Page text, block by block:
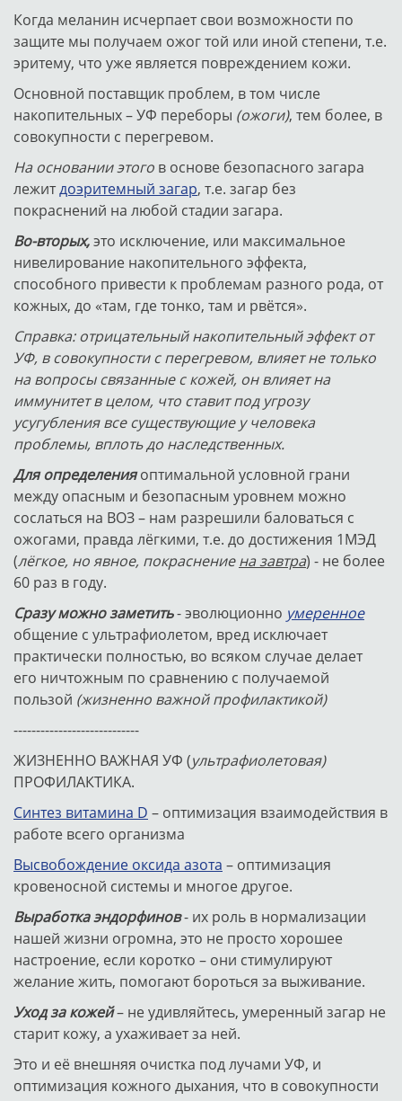
Когда меланин исчерпает свои возможности по
защите мы получаем ожог той или иной степени, т.е.
эритему, что уже является повреждением кожи.
Основной поставщик проблем, в том числе
накопительных – УФ переборы (ожоги), тем более, в
совокупности с перегревом.
На основании этого в основе безопасного загара
лежитдоэритемный загар, т.е. загар без
покраснений на любой стадии загара.
Во-вторых,это исключение, или максимальное
нивелирование накопительного эффекта,
способного привести к проблемам разного рода, от
кожных, до «там, где тонко, там и рвётся».
Справка: отрицательный накопительный эффект от
УФ, в совокупности с перегревом, влияет не только
на вопросы связанные с кожей, он влияет на
иммунитет в целом, что ставит под угрозу
усугубления все существующие у человека
проблемы, вплоть до наследственных.
Для определенияоптимальной условной грани
между опасным и безопасным уровнем можно
сослаться на ВОЗ – нам разрешили баловаться с
ожогами, правда лёгкими, т.е. до достижения 1МЭД
(лёгкое, но явное, покраснениена завтра) - не более
60 раз в году.
Сразу можно заметить- эволюционно умеренное
общение с ультрафиолетом, вред исключает
практически полностью, во всяком случае делает
его ничтожным по сравнению с получаемой
пользой (жизненно важной профилактикой)
----------------------------
ЖИЗНЕННО ВАЖНАЯ УФ (ультрафиолетовая)
ПРОФИЛАКТИКА.
Синтез витамина D – оптимизация взаимодействия в
работе всего организма
Высвобождение оксида азота – оптимизация
кровеносной системы и многое другое.
Выработка эндорфинов- их роль в нормализации
нашей жизни огромна, это не просто хорошее
настроение, если коротко – они стимулируют
желание жить, помогают бороться за выживание.
Уход за кожей– не удивляйтесь, умеренный загар не
старит кожу, а ухаживает за ней.
Это и её внешняя очистка под лучами УФ, и
оптимизация кожного дыхания, что в совокупности